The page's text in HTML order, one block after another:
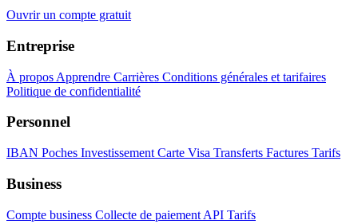
Ouvrir un compte gratuit
Entreprise
À propos Apprendre Carrières Conditions générales et tarifaires
Politique de confidentialité
Personnel
IBAN Poches Investissement Carte Visa Transferts Factures Tarifs
Business
Compte business Collecte de paiement API Tarifs